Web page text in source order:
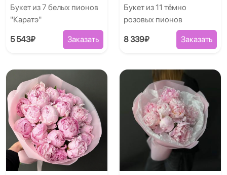
Букет из 7 белых пионов
"Каратэ"
5 543₽ Заказать
Букет из 11 тёмно
розовых пионов
8 339₽ Заказать